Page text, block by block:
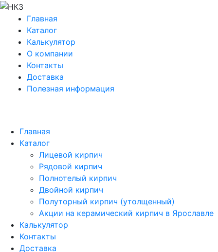
Главная
Каталог
Калькулятор
О компании
Контакты
Доставка
Полезная информация
Главная
Каталог
Лицевой кирпич
Рядовой кирпич
Полнотелый кирпич
Двойной кирпич
Полуторный кирпич (утолщенный)
Акции на керамический кирпич в Ярославле
Калькулятор
Контакты
Доставка